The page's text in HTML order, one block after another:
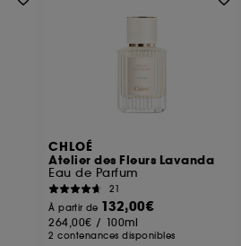
CHLOÉ
Atelier des Fleurs Lavanda
Eau de Parfum
21
À partir de 132,00€
264,00€ / 100ml
2 contenances disponibles